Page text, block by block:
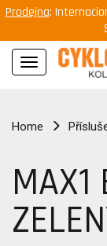
Prodejna:
Navigace
Home